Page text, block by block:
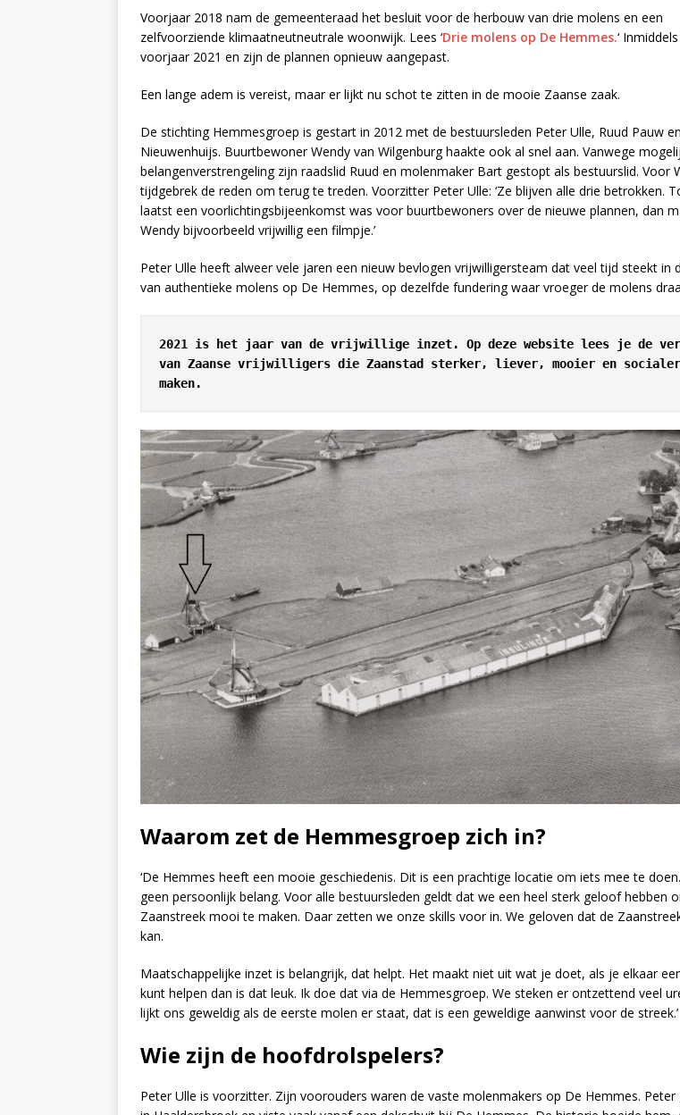
Voorjaar 2018 nam de gemeenteraad het besluit voor de herbouw van drie molens en een
zelfvoorziende klimaatneutneutrale woonwijk. Lees ‘Drie molens op De Hemmes.‘
voorjaar 2021 en zijn de plannen opnieuw aangepast.
Een lange adem is vereist, maar er lijkt nu schot te zitten in de mooie Zaanse zaak.
De stichting Hemmesgroep is gestart in 2012 met de bestuursleden Peter Ulle, Ruud Pauw
Nieuwenhuijs. Buurtbewoner Wendy van Wilgenburg haakte ook al snel aan. Vanwege
belangenverstrengeling zijn raadslid Ruud en molenmaker Bart gestopt als bestuurslid. Voor
tijdgebrek de reden om terug te treden. Voorzitter Peter Ulle: ‘Ze blijven alle drie betrokken.
laatst een voorlichtingsbijeenkomst was voor buurtbewoners over de nieuwe plannen, dan
Wendy bijvoorbeeld vrijwillig een filmpje.’
Peter Ulle heeft alweer vele jaren een nieuw bevlogen vrijwilligersteam dat veel tijd steekt in
van authentieke molens op De Hemmes, op dezelfde fundering waar vroeger de molens
2021 is het jaar van de vrijwillige inzet. Op deze website lees je de
van Zaanse vrijwilligers die Zaanstad sterker, liever, mooier en socialer
maken.
Waarom zet de Hemmesgroep zich in?
‘De Hemmes heeft een mooie geschiedenis. Dit is een prachtige locatie om iets mee te
geen persoonlijk belang. Voor alle bestuursleden geldt dat we een heel sterk geloof hebben
Zaanstreek mooi te maken. Daar zetten we onze skills voor in. We geloven dat de
kan.
Maatschappelijke inzet is belangrijk, dat helpt. Het maakt niet uit wat je doet, als je elkaar
kunt helpen dan is dat leuk. Ik doe dat via de Hemmesgroep. We steken er ontzettend veel
lijkt ons geweldig als de eerste molen er staat, dat is een geweldige aanwinst voor de streek.’
Wie zijn de hoofdrolspelers?
Peter Ulle is voorzitter. Zijn voorouders waren de vaste molenmakers op De Hemmes. Peter